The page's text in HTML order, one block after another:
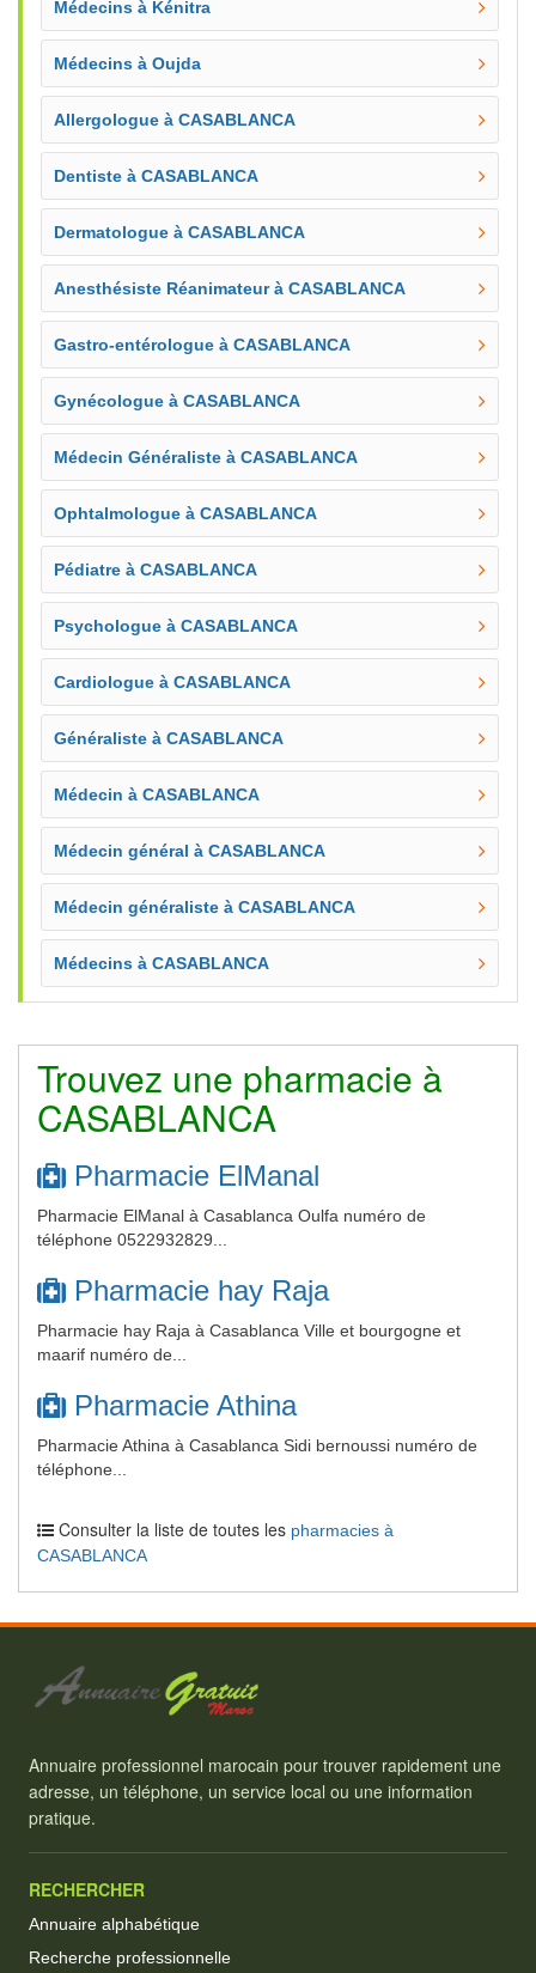
Médecins à Kénitra
Médecins à Oujda
Allergologue à CASABLANCA
Dentiste à CASABLANCA
Dermatologue à CASABLANCA
Anesthésiste Réanimateur à CASABLANCA
Gastro-entérologue à CASABLANCA
Gynécologue à CASABLANCA
Médecin Généraliste à CASABLANCA
Ophtalmologue à CASABLANCA
Pédiatre à CASABLANCA
Psychologue à CASABLANCA
Cardiologue à CASABLANCA
Généraliste à CASABLANCA
Médecin à CASABLANCA
Médecin général à CASABLANCA
Médecin généraliste à CASABLANCA
Médecins à CASABLANCA
Trouvez une pharmacie à
CASABLANCA
Pharmacie ElManal
Pharmacie ElManal à Casablanca Oulfa numéro de
téléphone 0522932829...
Pharmacie hay Raja
Pharmacie hay Raja à Casablanca Ville et bourgogne et
maarif numéro de...
Pharmacie Athina
Pharmacie Athina à Casablanca Sidi bernoussi numéro de
téléphone...
Consulter la liste de toutes les pharmacies à
CASABLANCA
Annuaire professionnel marocain pour trouver rapidement une
adresse, un téléphone, un service local ou une information
pratique.
RECHERCHER
Annuaire alphabétique
Recherche professionnelle